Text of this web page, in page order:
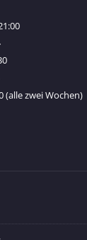
(alle zwei Wochen)